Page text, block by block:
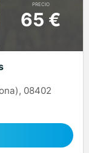
PRECIO
65 €
08402